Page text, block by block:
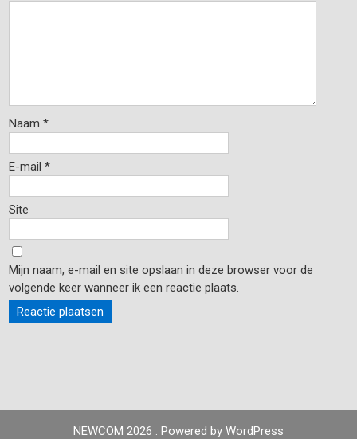
Naam*
E-mail*
Site
Mijn naam, e-mail en site opslaan in deze browser voor de
volgende keer wanneer ik een reactie plaats.
NEWCOM 2026 . Powered by WordPress